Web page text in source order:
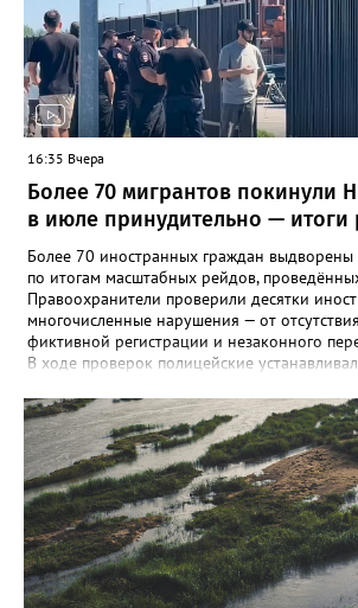
5,6% случаев. Лабораторные
циркуляцию нескольких типов вирусов
Специалисты напоминают о важности
личной гигиены и рекомендуют при
обращаться к врачу.
16:35 Вчера
Более 70 мигрантов покинули
в июле принудительно — итоги
Более 70 иностранных граждан выдворены
по итогам масштабных рейдов,
Правоохранители проверили десятки
многочисленные нарушения — от
фиктивной регистрации и незаконного
В ходе проверок полицейские
также сверяли заявленную цель въезда с
деятельностью. Особое внимание
постановки на учёт принимающей
фиксировались, на нарушителей
за июль составлено более 180 протоколов
РФ и статье 19.27 КоАП РФ (ложные
на учёт), а также 4 протокола за
По результатам судебных решений
постановление о выдворении. Из них 55
Центр временного содержания